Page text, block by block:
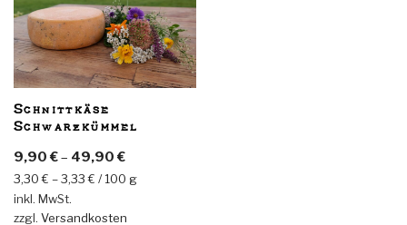
Schnittkäse
Schwarzkümmel
9,90 €– 49,90 €
3,30€ –3,33€ /100 g
inkl. MwSt.
zzgl. Versandkosten